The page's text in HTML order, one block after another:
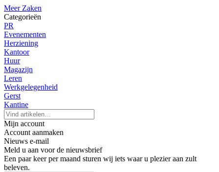
Meer Zaken
Categorieën
PR
Evenementen
Herziening
Kantoor
Huur
Magazijn
Leren
Werkgelegenheid
Gerst
Kantine
Mijn account
Account aanmaken
Nieuws e-mail
Meld u aan voor de nieuwsbrief
Een paar keer per maand sturen wij iets waar u plezier aan zult
beleven.